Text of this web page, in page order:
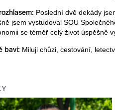
Poslední dvě dekády
jsem vystudoval SOU
se téměř celý život úspěšně
baví: Miluji chůzi, cestování,